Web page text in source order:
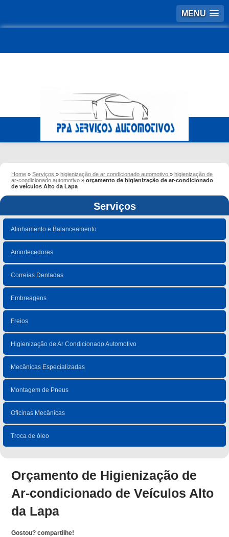
MENU
Home »Serviços»higienização de ar condicionado automotivo»higienização de
ar-condicionado automotivo»orçamento de higienização de ar-condicionado
de veículos Alto da Lapa
Serviços
Alinhamento e Balanceamento
Amortecedores
Correias Dentadas
Embreagens
Freios
Higienização de Ar Condicionado Automotivo
Mecânicas Especializadas
Montagem de Pneus
Oficinas Mecânicas
Troca de óleo
Orçamento de Higienização de
Ar-condicionado de Veículos Alto
da Lapa
Gostou? compartilhe!